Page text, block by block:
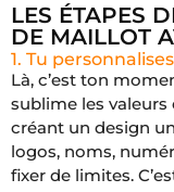
LES ÉTAPES
DE MAILLOT
1. Tu personnalises
Là, c’est ton
sublime les
créant un design
logos, noms,
fixer de limites.